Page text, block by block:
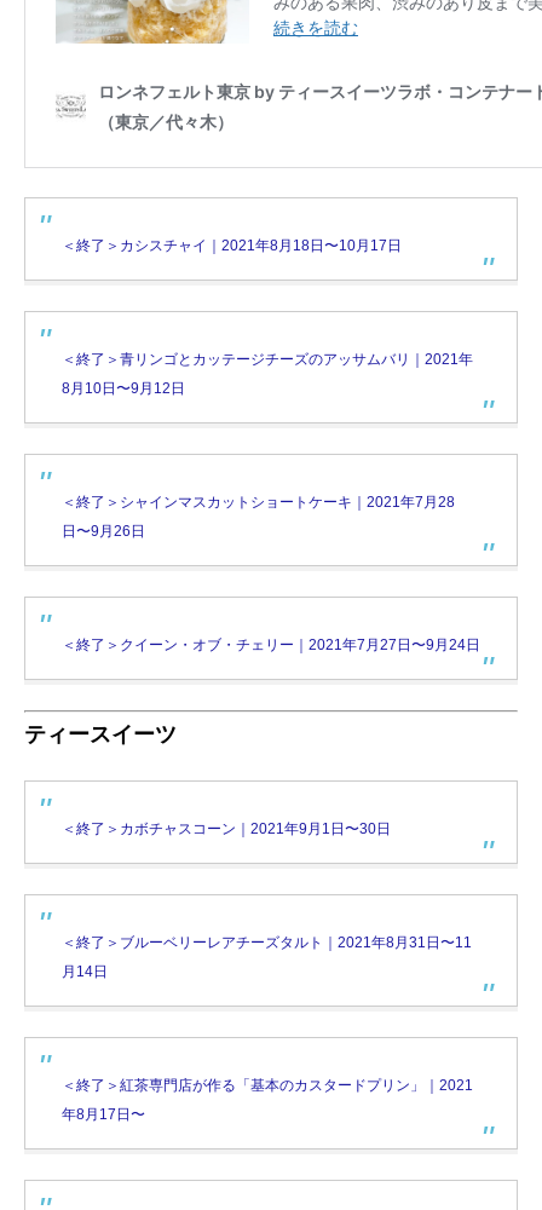
＜終了＞カシスチャイ｜2021年8月18日〜10月17日
＜終了＞青リンゴとカッテージチーズのアッサムバリ｜2021年
8月10日〜9月12日
＜終了＞シャインマスカットショートケーキ｜2021年7月28
日〜9月26日
＜終了＞クイーン・オブ・チェリー｜2021年7月27日〜9月24日
ティースイーツ
＜終了＞カボチャスコーン｜2021年9月1日〜30日
＜終了＞ブルーベリーレアチーズタルト｜2021年8月31日〜11
月14日
＜終了＞紅茶専門店が作る「基本のカスタードプリン」｜2021
年8月17日〜